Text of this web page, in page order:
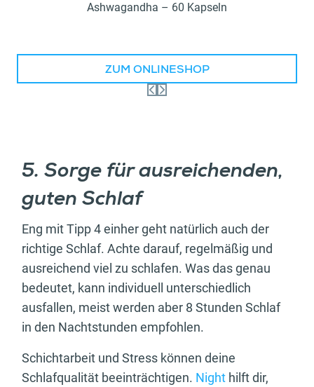
Ashwagandha – 60 Kapseln
ZUM ONLINESHOP
5. Sorge für ausreichenden,
guten Schlaf
Eng mit Tipp 4 einher geht natürlich auch der
richtige Schlaf. Achte darauf, regelmäßig und
ausreichend viel zu schlafen. Was das genau
bedeutet, kann individuell unterschiedlich
ausfallen, meist werden aber 8 Stunden Schlaf
in den Nachtstunden empfohlen.
Schichtarbeit und Stress können deine
Schlafqualität beeinträchtigen. Night hilft dir,